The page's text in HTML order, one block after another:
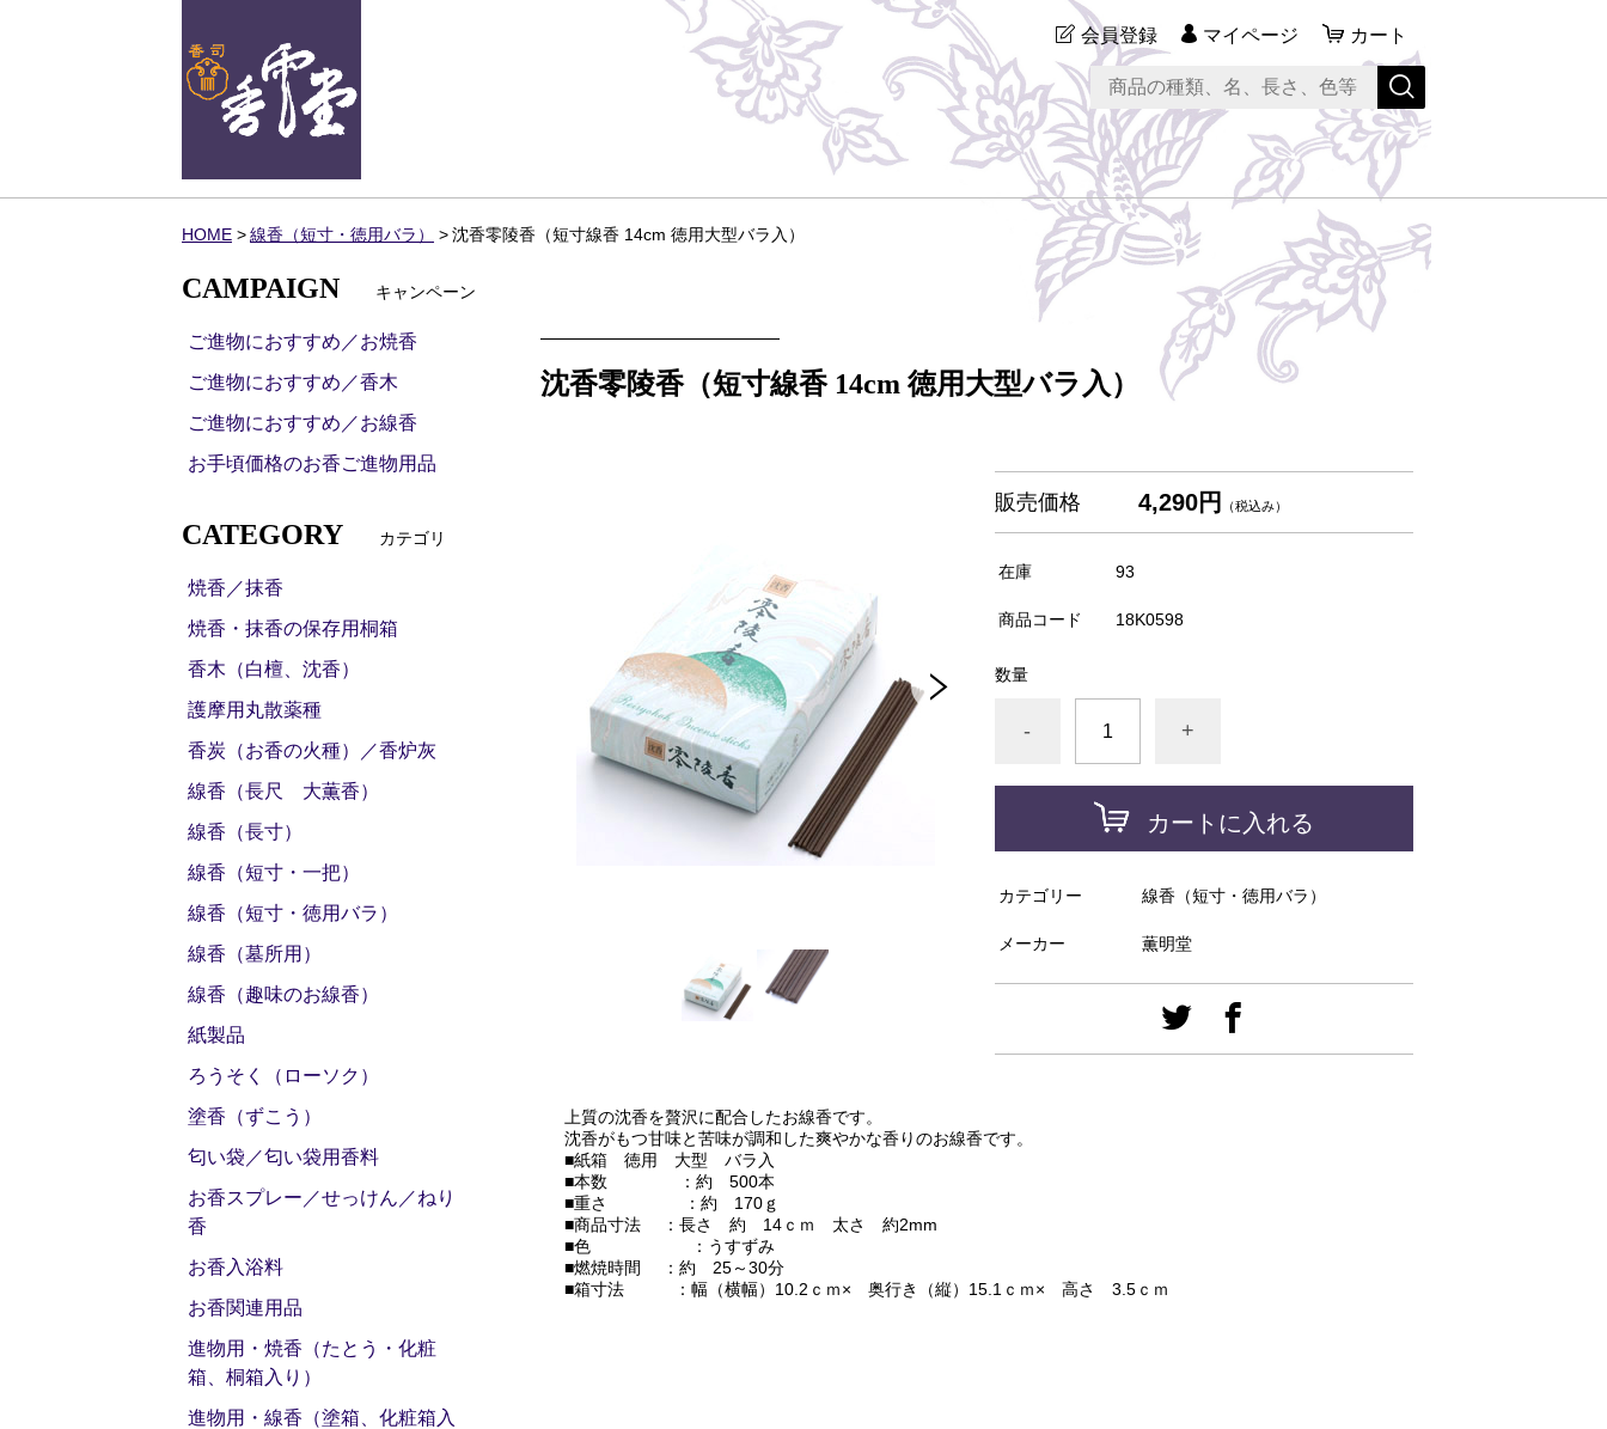
会員登録 マイページ カート
HOME 線香（短寸・徳用バラ） 沈香零陵香（短寸線香 14cm 徳用大型バラ入）
沈香零陵香（短寸線香 14cm 徳用大型バラ入）
販売価格 4,290円 （税込み）
在庫 93
商品コード 18K0598
数量
- +
カートに入れる
カテゴリー 線香（短寸・徳用バラ）
メーカー 薫明堂
上質の沈香を贅沢に配合したお線香です。
沈香がもつ甘味と苦味が調和した爽やかな香りのお線香です。
■紙箱 徳用 大型 バラ入
■本数 ：約 500本
■重さ ：約 170ｇ
■商品寸法 ：長さ 約 14ｃｍ 太さ 約2mm
■色 ：うすずみ
■燃焼時間 ：約 25～30分
■箱寸法 ：幅（横幅）10.2ｃｍ× 奥行き（縦）15.1ｃｍ× 高さ 3.5ｃｍ
CAMPAIGN キャンペーン
ご進物におすすめ／お焼香
ご進物におすすめ／香木
ご進物におすすめ／お線香
お手頃価格のお香ご進物用品
CATEGORY カテゴリ
焼香／抹香
焼香・抹香の保存用桐箱
香木（白檀、沈香）
護摩用丸散薬種
香炭（お香の火種）／香炉灰
線香（長尺 大薫香）
線香（長寸）
線香（短寸・一把）
線香（短寸・徳用バラ）
線香（墓所用）
線香（趣味のお線香）
紙製品
ろうそく（ローソク）
塗香（ずこう）
匂い袋／匂い袋用香料
お香スプレー／せっけん／ねり
香
お香入浴料
お香関連用品
進物用・焼香（たとう・化粧
箱、桐箱入り）
進物用・線香（塗箱、化粧箱入